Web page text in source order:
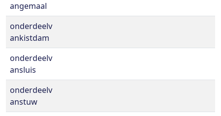
angemaal
onderdeelv
ankistdam
onderdeelv
ansluis
onderdeelv
anstuw